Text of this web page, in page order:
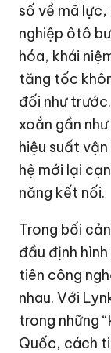
số về mã
nghiệp ôtô
hóa, khái
tăng tốc
đối như
xoắn gần
hiệu suất
hệ mới lại
năng kết nối.
Trong bối
đầu định
tiên công
nhau. Với
trong những
Quốc, cách